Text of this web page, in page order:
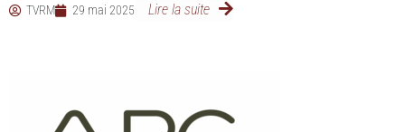
TVRM 29 mai 2025 Lire la suite